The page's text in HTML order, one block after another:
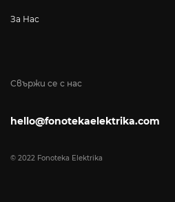
Свържи се с нас
hello@fonotekaelektrika.com
© 2022 Fonoteka Elektrika
За Нас